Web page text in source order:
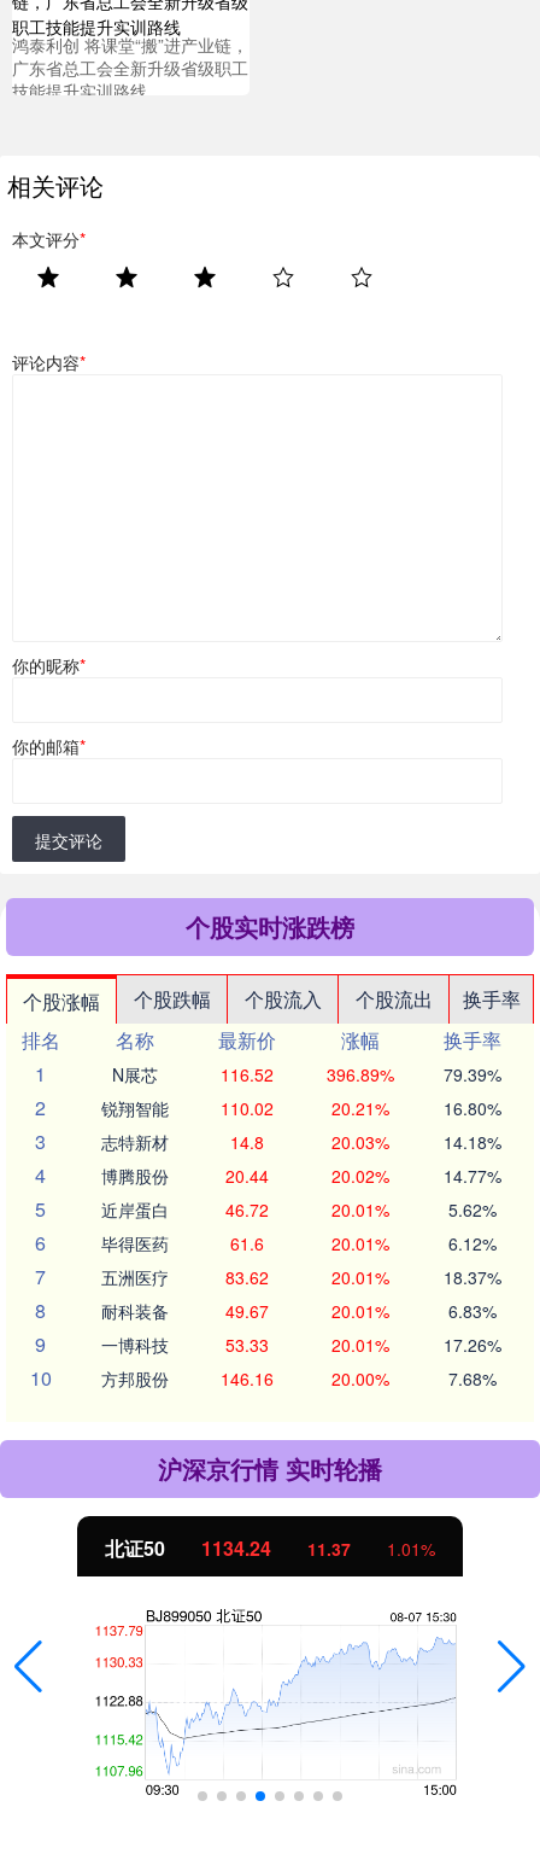
鸿泰利创 将课堂“搬”进产业链，
广东省总工会全新升级省级职工
技能提升实训路线
相关评论
本文评分*
评论内容*
你的昵称*
你的邮箱*
提交评论
个股实时涨跌榜
个股涨幅 个股跌幅 个股流入 个股流出
换手率
排名
名称 最新价 涨幅
换手率
1
N展芯 116.52 396.89% 79.39%
2 锐翔智能 110.02 20.21% 16.80%
3 志特新材 14.8 20.03% 14.18%
4 博腾股份 20.44 20.02% 14.77%
5 近岸蛋白 46.72 20.01% 5.62%
6 毕得医药 61.6 20.01% 6.12%
7 五洲医疗 83.62 20.01% 18.37%
8 耐科装备 49.67 20.01% 6.83%
9 一博科技 53.33 20.01% 17.26%
10 方邦股份 146.16 20.00% 7.68%
沪深京行情 实时轮播
北证50 1134.24 11.37 1.01%